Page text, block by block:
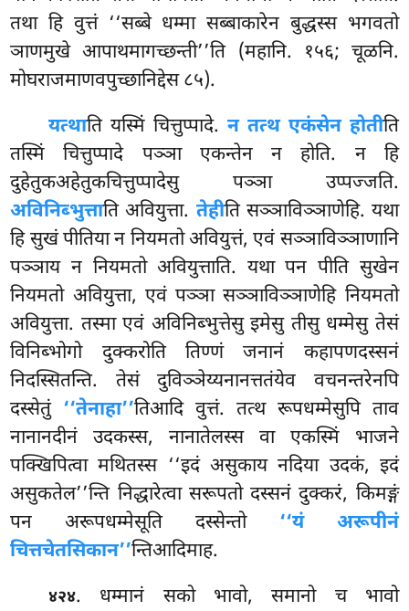
तथा हि वुत्तं ‘‘सब्बे धम्मा सब्बाकारेन बुद्धस्स भगवतो
ञाणमुखे आपाथमागच्छन्ती’’ति (महानि. १५६; चूळनि.
मोघराजमाणवपुच्छानिद्देस ८५).
यत्थाति यस्मिं चित्तुप्पादे. न तत्थ एकंसेन होतीति
तस्मिं चित्तुप्पादे पञ्ञा एकन्तेन न होति. न हि
दुहेतुकअहेतुकचित्तुप्पादेसु पञ्ञा उप्पज्जति.
अविनिब्भुत्ताति अवियुत्ता. तेहीति सञ्ञाविञ्ञाणेहि. यथा
हि सुखं पीतिया न नियमतो अवियुत्तं, एवं सञ्ञाविञ्ञाणानि
पञ्ञाय न नियमतो अवियुत्ताति. यथा पन पीति सुखेन
नियमतो अवियुत्ता, एवं पञ्ञा सञ्ञाविञ्ञाणेहि नियमतो
अवियुत्ता. तस्मा एवं अविनिब्भुत्तेसु इमेसु तीसु धम्मेसु तेसं
विनिब्भोगो दुक्करोति तिण्णं जनानं कहापणदस्सनं
निदस्सितन्ति. तेसं दुविञ्ञेय्यनानत्ततंयेव वचनन्तरेनपि
दस्सेतुं ‘‘तेनाहा’’तिआदि वुत्तं. तत्थ रूपधम्मेसुपि ताव
नानानदीनं उदकस्स, नानातेलस्स वा एकस्मिं भाजने
पक्खिपित्वा मथितस्स ‘‘इदं असुकाय नदिया उदकं, इदं
असुकतेल’’न्ति निद्धारेत्वा सरूपतो दस्सनं दुक्करं, किमङ्गं
पन अरूपधम्मेसूति दस्सेन्तो ‘‘यं अरूपीनं
चित्तचेतसिकान’’न्तिआदिमाह.
४२४. धम्मानं सको भावो, समानो च भावो